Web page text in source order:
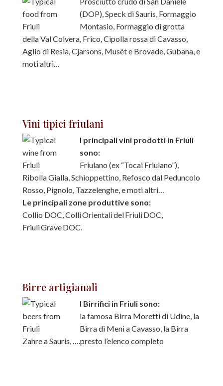
(DOP), Speck di Sauris, Formaggio
Montasio, Formaggio di grotta
della Val Colvera, Frico, Cipolla rossa di Cavasso,
Aglio di Resia, Cjarsons, Musèt e Brovade, Gubana, e
moti altri…
Vini tipici friulani
I principali vini prodotti in Friuli
sono:
Friulano (ex “Tocai Friulano”),
Ribolla Gialla, Schioppettino, Refosco dal Peduncolo
Rosso, Pignolo, Tazzelenghe, e moti altri…
Le principali zone produttive sono:
Collio DOC, Colli Orientali del Friuli DOC,
Friuli Grave DOC.
Birre artigianali
I Birrifici in Friuli sono:
la famosa Birra Moretti di Udine, la
Birra di Meni a Cavasso, la Birra
Zahre a Sauris, ….presto l’elenco completo